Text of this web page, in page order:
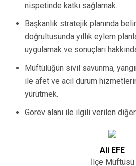
nispetinde katkı sağlamak.
Başkanlık stratejik planında
doğrultusunda yıllık eylem
uygulamak ve sonuçları
Müftülüğün sivil savunma,
ile afet ve acil durum
yürütmek.
Görev alanı ile ilgili verilen
Ali EFE
İlçe Müftüsü